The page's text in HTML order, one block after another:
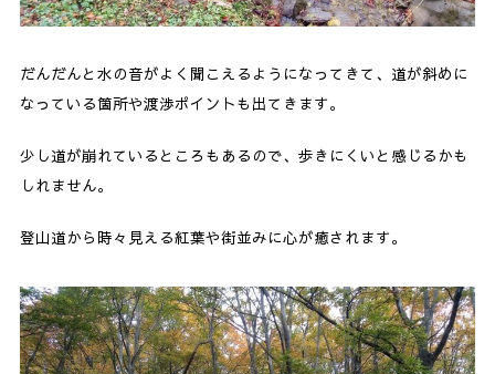
だんだんと水の音がよく聞こえるようになってきて、道が斜めに
なっている箇所や渡渉ポイントも出てきます。
少し道が崩れているところもあるので、歩きにくいと感じるかも
しれません。
登山道から時々見える紅葉や街並みに心が癒されます。